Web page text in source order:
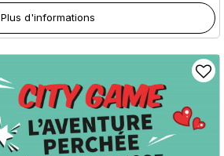
Plus d'informations